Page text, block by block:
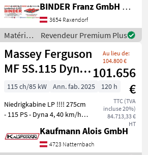
✔️ in serienmäßiger
Ausführung ✔️ lagernde
Ausstellungsmaschine ✔️
Arbeitsbreite: 3, 00m ✔️ 24
gezac
BINDER Franz GmbH & CoKG
3654 Raxendorf
Matériels
de
travail
du sol /
Sonstige
Revendeur Premium Plus
Massey Ferguson
MF 5S.115 Dyna-
4 Efficient
Au lieu de:
104.800 €
101.656
€
TTC (TVA
incluse 20%)
84.713,33 €
HT
115 ch/85 kW Ann. fab. 2025
120 h
Niedrigkabine LP !!!! 275cm
- 115 PS - Dyna 4, 40 km/h
Hydraulikpumpe - Load
Sensing - 4 DW Steuergeräte
Kaufmann Alois GmbH
4723 Natternbach